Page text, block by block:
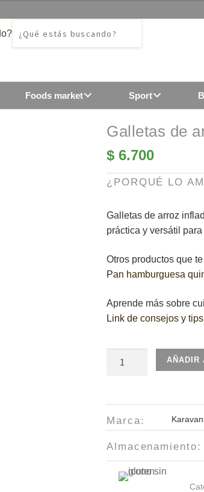
Foods market Sport
Galletas de
$ 6.700
¿PORQUÉ LO
Galletas de arroz
práctica y versátil
Otros productos que
Pan hamburguesa
Aprende más sobre
Link de consejos y tips
integral
con
quinua
60gr
cantidad
AÑADIR
Marca:
Almacenamiento: